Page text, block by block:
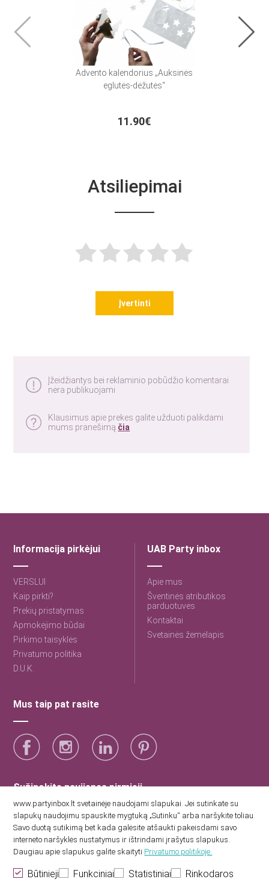
Advento kalendorius „Auksinės
eglutės-dėžutės“
11.90€
Atsiliepimai
Įvertinti
Įžeidžiantys bei reklaminio pobūdžio komentarai
nėra publikuojami
Klausimus apie prekes galite užduoti palikdami
mums pranešimą čia
Informacija pirkėjui
VERSLUI
Kaip pirkti?
Prekių pristatymas
Apmokėjimo būdai
Pirkimo taisyklės
Privatumo politika
D.U.K.
UAB Party inbox
Apie mus
Šventinės atributikos
parduotuvės
Kontaktai
Svetainės žemėlapis
Mus taip pat rasite
Sužinokite naujienas pirmieji
Sutinku su Party Inbox privatumo politika.
www.partyinbox.lt svetainėje naudojami slapukai. Jei sutinkate su
slapukų naudojimu spauskite mygtuką „Sutinku“ arba naršykite toliau.
Savo duotą sutikimą bet kada galėsite atšaukti pakeisdami savo
interneto naršyklės nustatymus ir ištrindami įrašytus slapukus.
Daugiau apie slapukus galite skaityti Privatumo politikoje.
Būtinieji Funkciniai Statistiniai Rinkodaros